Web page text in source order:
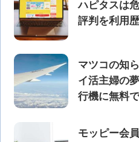
ハピタスは
評判を利用
マツコの知
イ活主婦の
行機に無料
モッピー会